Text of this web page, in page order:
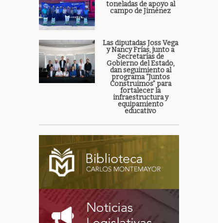
toneladas de apoyo al
campo de Jiménez
Las diputadas Joss Vega
y Nancy Frías, junto a
Secretarías de
Gobierno del Estado,
dan seguimiento al
programa “Juntos
Construimos” para
fortalecer la
infraestructura y
equipamiento
educativo